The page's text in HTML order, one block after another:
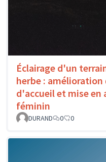
Éclairage d'un
herbe :
d'accueil et mise en
féminin
DURAND 0 0